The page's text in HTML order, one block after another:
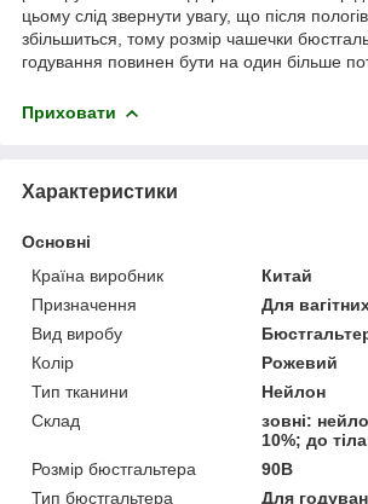
цьому слід звернути увагу, що після
збільшиться, тому розмір чашечки
годування повинен бути на один більше
Приховати
Характеристики
Основні
Країна виробник
Китай
Призначення
Для
Вид виробу
Колір
Рожевий
Тип тканини
Нейлон
Склад
зовні:
10%; до
Розмір бюстгальтера
90B
Тип бюстгальтера
Для